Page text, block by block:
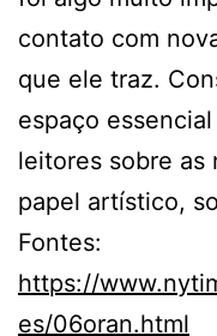
contato com
que ele traz.
espaço
leitores sobre as
papel artístico,
Fontes:
https://
es/06oran.html